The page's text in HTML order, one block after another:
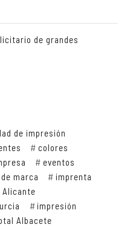
de grandes
de impresión
colores
eventos
marca
imprenta
Alicante
impresión
Albacete